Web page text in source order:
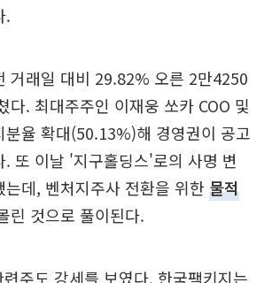
.
거래일 대비 29.82% 오른 2만4250
다. 최대주주인 이재웅 쏘카 COO 및
분율 확대(50.13%)해 경영권이 공고
. 또 이날 '지구홀딩스'로의 사명 변
는데, 벤처지주사 전환을 위한 물적
린 것으로 풀이된다.
련주도 강세를 보였다. 한국팩키지는